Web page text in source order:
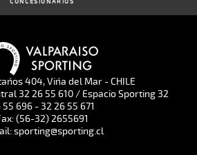
CONCESIONARIOS
404, Viña del Mar - CHILE
32 26 55 610 / Espacio Sporting 32
55 696 - 32 26 55 671
(56-32) 2655691
sporting@sporting.cl